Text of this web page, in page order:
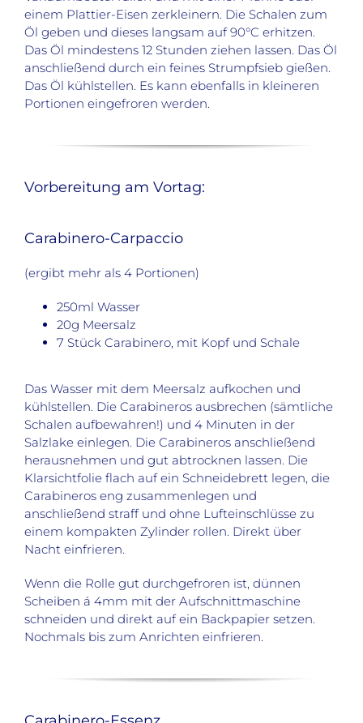
einem Plattier-Eisen zerkleinern. Die Schalen zum
Öl geben und dieses langsam auf 90°C erhitzen.
Das Öl mindestens 12 Stunden ziehen lassen. Das Öl
anschließend durch ein feines Strumpfsieb gießen.
Das Öl kühlstellen. Es kann ebenfalls in kleineren
Portionen eingefroren werden.
Vorbereitung am Vortag:
Carabinero-Carpaccio
(ergibt mehr als 4 Portionen)
250ml Wasser
20g Meersalz
7 Stück Carabinero, mit Kopf und Schale
Das Wasser mit dem Meersalz aufkochen und
kühlstellen. Die Carabineros ausbrechen (sämtliche
Schalen aufbewahren!) und 4 Minuten in der
Salzlake einlegen. Die Carabineros anschließend
herausnehmen und gut abtrocknen lassen. Die
Klarsichtfolie flach auf ein Schneidebrett legen, die
Carabineros eng zusammenlegen und
anschließend straff und ohne Lufteinschlüsse zu
einem kompakten Zylinder rollen. Direkt über
Nacht einfrieren.
Wenn die Rolle gut durchgefroren ist, dünnen
Scheiben á 4mm mit der Aufschnittmaschine
schneiden und direkt auf ein Backpapier setzen.
Nochmals bis zum Anrichten einfrieren.